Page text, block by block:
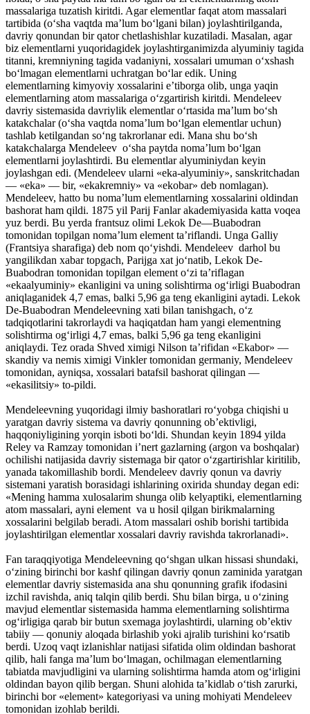
massalariga tuzatish kiritdi. Agar elementlar faqat atom massalari
tartibida (o‘sha vaqtda ma’lum bo‘lgani bilan) joylashtirilganda,
davriy qonundan bir qator chetlashishlar kuzatiladi. Masalan, agar
biz elementlarni yuqoridagidek joylashtirganimizda alyuminiy tagida
titanni, kremniyning tagida vadaniyni, xossalari umuman o‘xshash
bo‘lmagan elementlarni uchratgan bo‘lar edik. Uning
elementlarning kimyoviy xossalarini e’tiborga olib, unga yaqin
elementlarning atom massalariga o‘zgartirish kiritdi. Mendeleev
davriy sistemasida davriylik elementlar o‘rtasida ma’lum bo‘sh
katakchalar (o‘sha vaqtda noma’lum bo‘lgan elementlar uchun)
tashlab ketilgandan so‘ng takrorlanar edi. Mana shu bo‘sh
katakchalarga Mendeleev o‘sha paytda noma’lum bo‘lgan
elementlarni joylashtirdi. Bu elementlar alyuminiydan keyin
joylashgan edi. (Mendeleev ularni «eka-alyuminiy», sanskritchadan
— «eka» — bir, «ekakremniy» va «ekobar» deb nomlagan).
Mendeleev, hatto bu noma’lum elementlarning xossalarini oldindan
bashorat ham qildi. 1875 yil Parij Fanlar akademiyasida katta voqea
yuz berdi. Bu yerda frantsuz olimi Lekok De—Buabodran
tomonidan topilgan noma’lum element ta’riflandi. Unga Galliy
(Frantsiya sharafiga) deb nom qo‘yishdi. Mendeleev darhol bu
yangilikdan xabar topgach, Parijga xat jo‘natib, Lekok De-
Buabodran tomonidan topilgan element o‘zi ta’riflagan
«ekaalyuminiy» ekanligini va uning solishtirma og‘irligi Buabodran
aniqlaganidek 4,7 emas, balki 5,96 ga teng ekanligini aytadi. Lekok
De-Buabodran Mendeleevning xati bilan tanishgach, o‘z
tadqiqotlarini takrorlaydi va haqiqatdan ham yangi elementning
solishtirma og‘irligi 4,7 emas, balki 5,96 ga teng ekanligini
aniqlaydi. Tez orada Shved ximigi Nilson ta’rifidan «Ekabor» —
skandiy va nemis ximigi Vinkler tomonidan germaniy, Mendeleev
tomonidan, ayniqsa, xossalari batafsil bashorat qilingan —
«ekasilitsiy» to-pildi.
Mendeleevning yuqoridagi ilmiy bashoratlari ro‘yobga chiqishi u
yaratgan davriy sistema va davriy qonunning ob’ektivligi,
haqqoniyligining yorqin isboti bo‘ldi. Shundan keyin 1894 yilda
Reley va Ramzay tomonidan i’nert gazlarning (argon va boshqalar)
ochilishi natijasida davriy sistemaga bir qator o‘zgartirishlar kiritilib,
yanada takomillashib bordi. Mendeleev davriy qonun va davriy
sistemani yaratish borasidagi ishlarining oxirida shunday degan edi:
«Mening hamma xulosalarim shunga olib kelyaptiki, elementlarning
atom massalari, ayni element va u hosil qilgan birikmalarning
xossalarini belgilab beradi. Atom massalari oshib borishi tartibida
joylashtirilgan elementlar xossalari davriy ravishda takrorlanadi».
Fan taraqqiyotiga Mendeleevning qo‘shgan ulkan hissasi shundaki,
o‘zining birinchi bor kashf qilingan davriy qonun zaminida yaratgan
elementlar davriy sistemasida ana shu qonunning grafik ifodasini
izchil ravishda, aniq talqin qilib berdi. Shu bilan birga, u o‘zining
mavjud elementlar sistemasida hamma elementlarning solishtirma
og‘irligiga qarab bir butun sxemaga joylashtirdi, ularning ob’ektiv
tabiiy — qonuniy aloqada birlashib yoki ajralib turishini ko‘rsatib
berdi. Uzoq vaqt izlanishlar natijasi sifatida olim oldindan bashorat
qilib, hali fanga ma’lum bo‘lmagan, ochilmagan elementlarning
tabiatda mavjudligini va ularning solishtirma hamda atom og‘irligini
oldindan bayon qilib bergan. Shuni alohida ta’kidlab o‘tish zarurki,
birinchi bor «element» kategoriyasi va uning mohiyati Mendeleev
tomonidan izohlab berildi.